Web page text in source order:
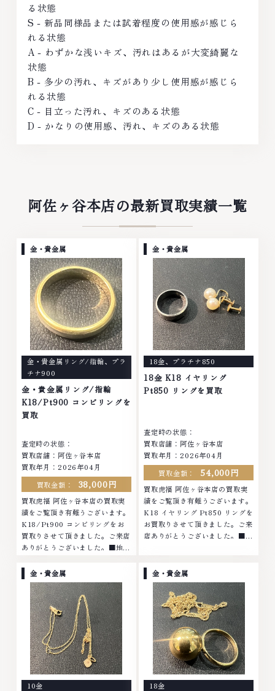
る状態
S - 新品同様品または試着程度の使用感が感じら
れる状態
A - わずかな浅いキズ、汚れはあるが大変綺麗な
状態
B - 多少の汚れ、キズがあり少し使用感が感じら
れる状態
C - 目立った汚れ、キズのある状態
D - かなりの使用感、汚れ、キズのある状態
阿佐ヶ谷本店の最新買取実績一覧
金・貴金属
金・貴金属リング/指輪、 プラ
チナ900
金・貴金属リング/指輪
K18/Pt900 コンビリングを
買取
査定時の状態：
買取店舗：阿佐ヶ谷本店
買取年月：2026年04月
買取金額：
38,000円
買取虎福 阿佐ヶ谷本店の買取実
績をご覧頂き有難うございます。
K18/Pt900 コンビリングをお
買取りさせて頂きました。ご来店
ありがとうございました。■地域
ヤモンド ブランド品 ブランド衣
類 お酒買取りのことなら、お任
せくださいなかでも金・プラチナ
等のアクセサリー・貴金属・宝
石・ダイヤモンド・ジュエリーや
ブランド品・時計等は特に自信を
持って、高額査定を実現しており
ます。 古くて使わなくなってし
まったアクセサリー、動かなくな
ってしまった腕時計、多くのお品
物の高価買取りを実現しており、
金・貴金属
18金、 プラチナ850
18金 K18 イヤリング
Pt850 リングを買取
査定時の状態：
買取店舗：阿佐ヶ谷本店
買取年月：2026年04月
買取金額：
54,000円
買取虎福 阿佐ヶ谷本店の買取実
績をご覧頂き有難うございます。
K18 イヤリング Pt850 リングを
お買取りさせて頂きました。ご来
店ありがとうございました。■地
衣類 お酒買取りのことなら、お
任せくださいなかでも金・プラチ
ナ等のアクセサリー・貴金属・宝
石・ダイヤモンド・ジュエリーや
ブランド品・時計等は特に自信を
持って、高額査定を実現しており
ます。 古くて使わなくなってし
まったアクセサリー、動かなくな
ってしまった腕時計、多くのお品
物の高価買取りを実現しており、
他店ではお値段の付かなかったお
金・貴金属
10金
金・貴金属
18金